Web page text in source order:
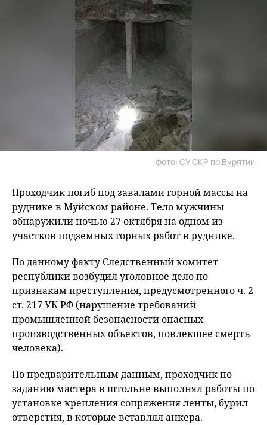
фото: СУ СКР по Бурятии
Проходчик погиб под завалами горной массы на
руднике в Муйском районе. Тело мужчины
обнаружили ночью 27 октября на одном из
участков подземных горных работ в руднике.
По данному факту Следственный комитет
республики возбудил уголовное дело по
признакам преступления, предусмотренного ч. 2
ст. 217 УК РФ (нарушение требований
промышленной безопасности опасных
производственных объектов, повлекшее смерть
человека).
По предварительным данным, проходчик по
заданию мастера в штольне выполнял работы по
установке крепления сопряжения ленты, бурил
отверстия, в которые вставлял анкера.